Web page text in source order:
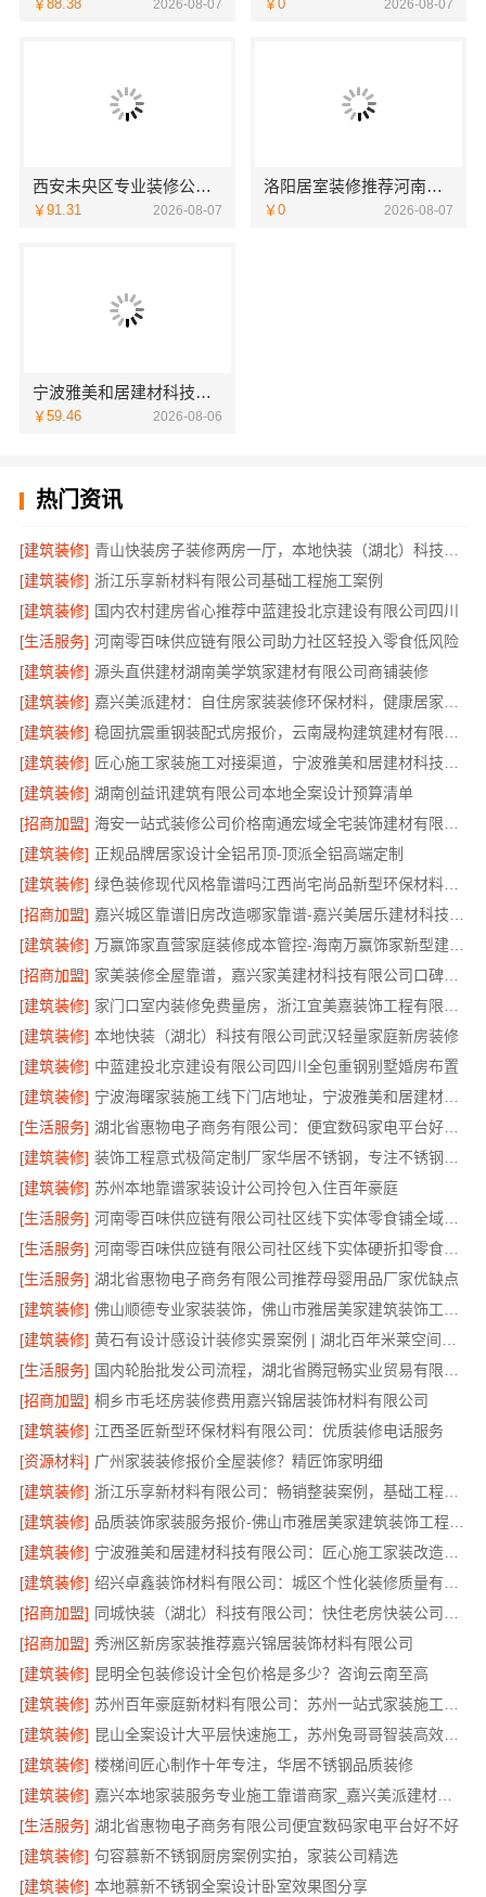
￥88.38 2026-08-07 ￥0 2026-08-07
西安未央区专业装修公寓免费量房，居安天成
￥91.31 2026-08-07
洛阳居室装修推荐河南璟臻环保建材有限公司
￥0 2026-08-07
宁波雅美和居建材科技有限公司整装全包厨卫改造
￥59.46 2026-08-06
热门资讯
[建筑装修]
[建筑装修] 浙江乐享新材料有限公司基础工程施工案例
[建筑装修] 国内农村建房省心推荐中蓝建投北京建设有限公司四川
[生活服务] 河南零百味供应链有限公司助力社区轻投入零食低风险
[建筑装修] 源头直供建材湖南美学筑家建材有限公司商铺装修
[建筑装修]
[建筑装修]
[建筑装修]
[建筑装修] 湖南创益讯建筑有限公司本地全案设计预算清单
[招商加盟]
[建筑装修] 正规品牌居家设计全铝吊顶-顶派全铝高端定制
[建筑装修]
绿色装修现代风格靠谱吗江西尚宅尚品新型环保材料有限公司
[招商加盟]
[建筑装修]
万赢饰家直营家庭装修成本管控-海南万赢饰家新型建筑材料有限公司
[招商加盟]
家美装修全屋靠谱，嘉兴家美建材科技有限公司口碑之选
[建筑装修]
[建筑装修] 本地快装（湖北）科技有限公司武汉轻量家庭新房装修
[建筑装修] 中蓝建投北京建设有限公司四川全包重钢别墅婚房布置
[建筑装修]
宁波海曙家装施工线下门店地址，宁波雅美和居建材科技有限公司
[生活服务]
湖北省惠物电子商务有限公司：便宜数码家电平台好不好？
[建筑装修]
[建筑装修] 苏州本地靠谱家装设计公司拎包入住百年豪庭
[生活服务]
河南零百味供应链有限公司社区线下实体零食铺全域盈利
[生活服务]
河南零百味供应链有限公司社区线下实体硬折扣零食铺全域盈利
[生活服务] 湖北省惠物电子商务有限公司推荐母婴用品厂家优缺点
[建筑装修]
[建筑装修]
[生活服务]
[招商加盟] 桐乡市毛坯房装修费用嘉兴锦居装饰材料有限公司
[建筑装修] 江西圣匠新型环保材料有限公司：优质装修电话服务
[资源材料] 广州家装装修报价全屋装修？精匠饰家明细
[建筑装修]
浙江乐享新材料有限公司：畅销整装案例，基础工程上门服务
[建筑装修]
品质装饰家装服务报价-佛山市雅居美家建筑装饰工程有限公司
[建筑装修]
宁波雅美和居建材科技有限公司：匠心施工家装改造二手房改造
[建筑装修]
[招商加盟]
[招商加盟] 秀洲区新房家装推荐嘉兴锦居装饰材料有限公司
[建筑装修] 昆明全包装修设计全包价格是多少？咨询云南至高
[建筑装修]
[建筑装修]
昆山全案设计大平层快速施工，苏州兔哥哥智装高效落地
[建筑装修] 楼梯间匠心制作十年专注，华居不锈钢品质装修
[建筑装修]
嘉兴本地家装服务专业施工靠谱商家_嘉兴美派建材科技有限公司
[生活服务] 湖北省惠物电子商务有限公司便宜数码家电平台好不好
[建筑装修] 句容慕新不锈钢厨房案例实拍，家装公司精选
[建筑装修] 本地慕新不锈钢全案设计卧室效果图分享